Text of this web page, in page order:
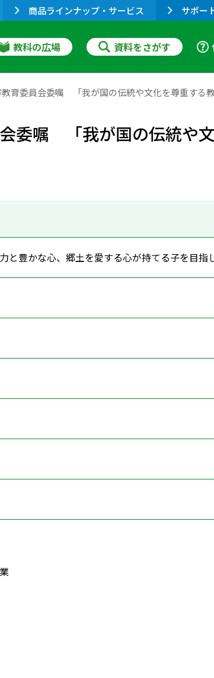
商品ラインナップ・サービス サポー
教科の広場 資料をさがす
育委員会委嘱 「我が国の伝統や文化を尊重する
委嘱 「我が国の伝統や
と豊かな心、郷土を愛する心が持てる子を目指